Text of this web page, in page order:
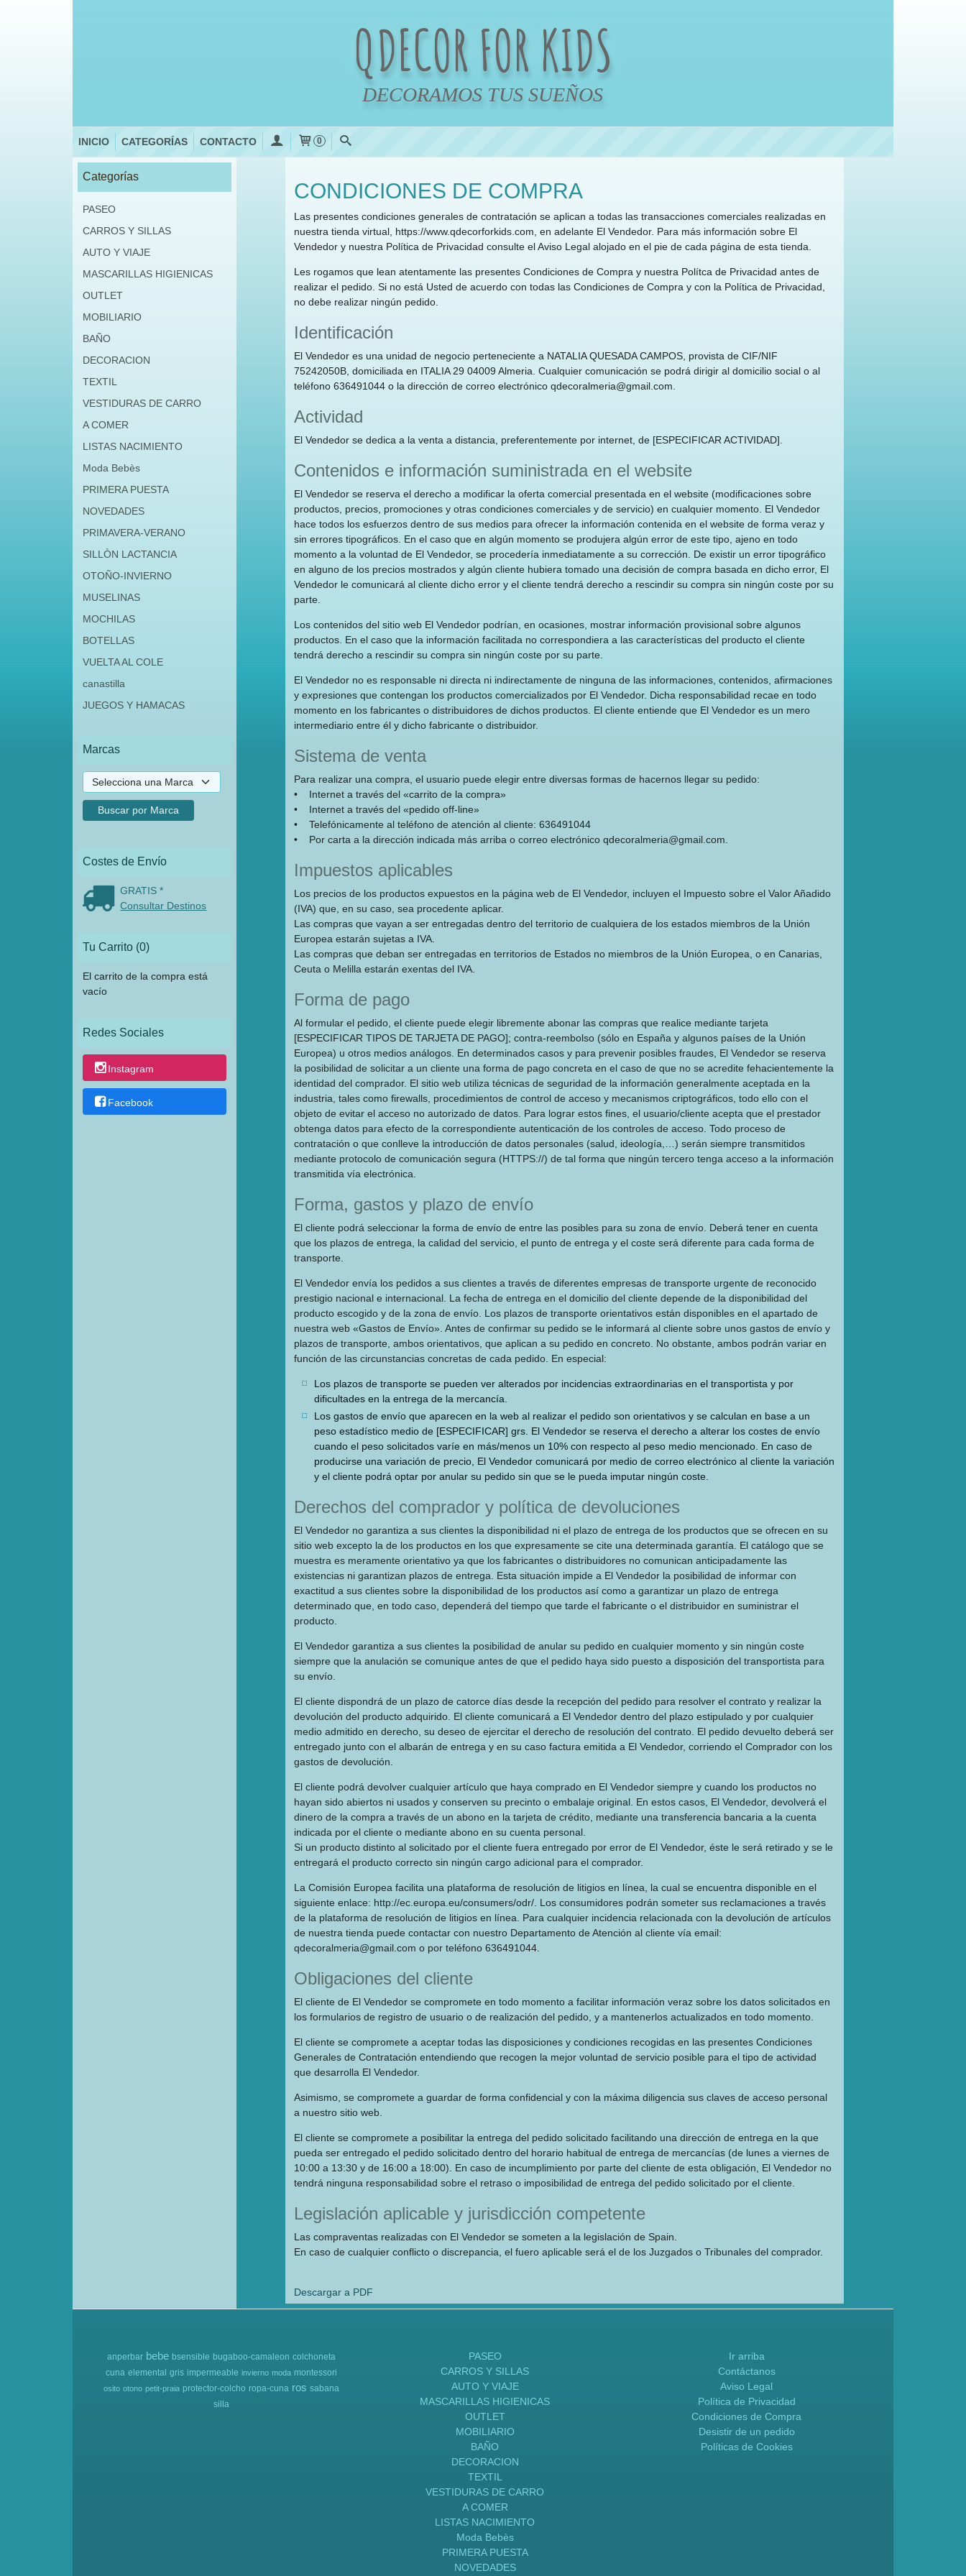
QDECOR FOR KIDS
DECORAMOS TUS SUEÑOS
INICIO CATEGORÍAS CONTACTO 0
Categorías
PASEO
CARROS Y SILLAS
AUTO Y VIAJE
MASCARILLAS HIGIENICAS
OUTLET
MOBILIARIO
BAÑO
DECORACION
TEXTIL
VESTIDURAS DE CARRO
A COMER
LISTAS NACIMIENTO
Moda Bebès
PRIMERA PUESTA
NOVEDADES
PRIMAVERA-VERANO
SILLÒN LACTANCIA
OTOÑO-INVIERNO
MUSELINAS
MOCHILAS
BOTELLAS
VUELTA AL COLE
canastilla
JUEGOS Y HAMACAS
Marcas
Costes de Envío
GRATIS *
Consultar Destinos
Tu Carrito (0)
El carrito de la compra está
vacío
Redes Sociales
Instagram
Facebook
CONDICIONES DE COMPRA
Las presentes condiciones generales de contratación se aplican a todas las transacciones comerciales realizadas en
nuestra tienda virtual, https://www.qdecorforkids.com, en adelante El Vendedor. Para más información sobre El
Vendedor y nuestra Política de Privacidad consulte el Aviso Legal alojado en el pie de cada página de esta tienda.
Les rogamos que lean atentamente las presentes Condiciones de Compra y nuestra Polítca de Privacidad antes de
realizar el pedido. Si no está Usted de acuerdo con todas las Condiciones de Compra y con la Política de Privacidad,
no debe realizar ningún pedido.
Identificación
El Vendedor es una unidad de negocio perteneciente a NATALIA QUESADA CAMPOS, provista de CIF/NIF
75242050B, domiciliada en ITALIA 29 04009 Almeria. Cualquier comunicación se podrá dirigir al domicilio social o al
teléfono 636491044 o la dirección de correo electrónicoqdecoralmeria@gmail.com
Actividad
El Vendedor se dedica a la venta a distancia, preferentemente por internet, de [ESPECIFICAR ACTIVIDAD].
Contenidos e información suministrada en el website
El Vendedor se reserva el derecho a modificar la oferta comercial presentada en el website (modificaciones sobre
productos, precios, promociones y otras condiciones comerciales y de servicio) en cualquier momento. El Vendedor
hace todos los esfuerzos dentro de sus medios para ofrecer la información contenida en el website de forma veraz y
sin errores tipográficos. En el caso que en algún momento se produjera algún error de este tipo, ajeno en todo
momento a la voluntad de El Vendedor, se procedería inmediatamente a su corrección. De existir un error tipográfico
en alguno de los precios mostrados y algún cliente hubiera tomado una decisión de compra basada en dicho error, El
Vendedor le comunicará al cliente dicho error y el cliente tendrá derecho a rescindir su compra sin ningún coste por su
parte.
Los contenidos del sitio web El Vendedor podrían, en ocasiones, mostrar información provisional sobre algunos
productos. En el caso que la información facilitada no correspondiera a las características del producto el cliente
tendrá derecho a rescindir su compra sin ningún coste por su parte.
El Vendedor no es responsable ni directa ni indirectamente de ninguna de las informaciones, contenidos, afirmaciones
y expresiones que contengan los productos comercializados por El Vendedor. Dicha responsabilidad recae en todo
momento en los fabricantes o distribuidores de dichos productos. El cliente entiende que El Vendedor es un mero
intermediario entre él y dicho fabricante o distribuidor.
Sistema de venta
Para realizar una compra, el usuario puede elegir entre diversas formas de hacernos llegar su pedido:
• Internet a través del «carrito de la compra»
• Internet a través del «pedido off-line»
• Telefónicamente al teléfono de atención al cliente: 636491044
• Por carta a la dirección indicada más arriba o correo electrónicoqdecoralmeria@gmail.com
Impuestos aplicables
Los precios de los productos expuestos en la página web de El Vendedor, incluyen el Impuesto sobre el Valor Añadido
(IVA) que, en su caso, sea procedente aplicar.
Las compras que vayan a ser entregadas dentro del territorio de cualquiera de los estados miembros de la Unión
Europea estarán sujetas a IVA.
Las compras que deban ser entregadas en territorios de Estados no miembros de la Unión Europea, o en Canarias,
Ceuta o Melilla estarán exentas del IVA.
Forma de pago
Al formular el pedido, el cliente puede elegir libremente abonar las compras que realice mediante tarjeta
[ESPECIFICAR TIPOS DE TARJETA DE PAGO]; contra-reembolso (sólo en España y algunos países de la Unión
Europea) u otros medios análogos. En determinados casos y para prevenir posibles fraudes, El Vendedor se reserva
la posibilidad de solicitar a un cliente una forma de pago concreta en el caso de que no se acredite fehacientemente la
identidad del comprador. El sitio web utiliza técnicas de seguridad de la información generalmente aceptada en la
industria, tales como firewalls, procedimientos de control de acceso y mecanismos criptográficos, todo ello con el
objeto de evitar el acceso no autorizado de datos. Para lograr estos fines, el usuario/cliente acepta que el prestador
obtenga datos para efecto de la correspondiente autenticación de los controles de acceso. Todo proceso de
contratación o que conlleve la introducción de datos personales (salud, ideología,…) serán siempre transmitidos
mediante protocolo de comunicación segura (HTTPS://) de tal forma que ningún tercero tenga acceso a la información
transmitida vía electrónica.
Forma, gastos y plazo de envío
El cliente podrá seleccionar la forma de envío de entre las posibles para su zona de envío. Deberá tener en cuenta
que los plazos de entrega, la calidad del servicio, el punto de entrega y el coste será diferente para cada forma de
transporte.
El Vendedor envía los pedidos a sus clientes a través de diferentes empresas de transporte urgente de reconocido
prestigio nacional e internacional. La fecha de entrega en el domicilio del cliente depende de la disponibilidad del
producto escogido y de la zona de envío. Los plazos de transporte orientativos están disponibles en el apartado de
nuestra web «Gastos de Envío». Antes de confirmar su pedido se le informará al cliente sobre unos gastos de envío y
plazos de transporte, ambos orientativos, que aplican a su pedido en concreto. No obstante, ambos podrán variar en
función de las circunstancias concretas de cada pedido. En especial:
Los plazos de transporte se pueden ver alterados por incidencias extraordinarias en el transportista y por
dificultades en la entrega de la mercancía.
Los gastos de envío que aparecen en la web al realizar el pedido son orientativos y se calculan en base a un
peso estadístico medio de [ESPECIFICAR] grs. El Vendedor se reserva el derecho a alterar los costes de envío
cuando el peso solicitados varíe en más/menos un 10% con respecto al peso medio mencionado. En caso de
producirse una variación de precio, El Vendedor comunicará por medio de correo electrónico al cliente la variación
y el cliente podrá optar por anular su pedido sin que se le pueda imputar ningún coste.
Derechos del comprador y política de devoluciones
El Vendedor no garantiza a sus clientes la disponibilidad ni el plazo de entrega de los productos que se ofrecen en su
sitio web excepto la de los productos en los que expresamente se cite una determinada garantía. El catálogo que se
muestra es meramente orientativo ya que los fabricantes o distribuidores no comunican anticipadamente las
existencias ni garantizan plazos de entrega. Esta situación impide a El Vendedor la posibilidad de informar con
exactitud a sus clientes sobre la disponibilidad de los productos así como a garantizar un plazo de entrega
determinado que, en todo caso, dependerá del tiempo que tarde el fabricante o el distribuidor en suministrar el
producto.
El Vendedor garantiza a sus clientes la posibilidad de anular su pedido en cualquier momento y sin ningún coste
siempre que la anulación se comunique antes de que el pedido haya sido puesto a disposición del transportista para
su envío.
El cliente dispondrá de un plazo de catorce días desde la recepción del pedido para resolver el contrato y realizar la
devolución del producto adquirido. El cliente comunicará a El Vendedor dentro del plazo estipulado y por cualquier
medio admitido en derecho, su deseo de ejercitar el derecho de resolución del contrato. El pedido devuelto deberá ser
entregado junto con el albarán de entrega y en su caso factura emitida a El Vendedor, corriendo el Comprador con los
gastos de devolución.
El cliente podrá devolver cualquier artículo que haya comprado en El Vendedor siempre y cuando los productos no
hayan sido abiertos ni usados y conserven su precinto o embalaje original. En estos casos, El Vendedor, devolverá el
dinero de la compra a través de un abono en la tarjeta de crédito, mediante una transferencia bancaria a la cuenta
indicada por el cliente o mediante abono en su cuenta personal.
Si un producto distinto al solicitado por el cliente fuera entregado por error de El Vendedor, éste le será retirado y se le
entregará el producto correcto sin ningún cargo adicional para el comprador.
La Comisión Europea facilita una plataforma de resolución de litigios en línea, la cual se encuentra disponible en el
siguiente enlace: http://ec.europa.eu/consumers/odr/. Los consumidores podrán someter sus reclamaciones a través
de la plataforma de resolución de litigios en línea. Para cualquier incidencia relacionada con la devolución de artículos
de nuestra tienda puede contactar con nuestro Departamento de Atención al cliente vía email:
qdecoralmeria@gmail.com o por teléfono 636491044.
Obligaciones del cliente
El cliente de El Vendedor se compromete en todo momento a facilitar información veraz sobre los datos solicitados en
los formularios de registro de usuario o de realización del pedido, y a mantenerlos actualizados en todo momento.
El cliente se compromete a aceptar todas las disposiciones y condiciones recogidas en las presentes Condiciones
Generales de Contratación entendiendo que recogen la mejor voluntad de servicio posible para el tipo de actividad
que desarrolla El Vendedor.
Asimismo, se compromete a guardar de forma confidencial y con la máxima diligencia sus claves de acceso personal
a nuestro sitio web.
El cliente se compromete a posibilitar la entrega del pedido solicitado facilitando una dirección de entrega en la que
pueda ser entregado el pedido solicitado dentro del horario habitual de entrega de mercancías (de lunes a viernes de
10:00 a 13:30 y de 16:00 a 18:00). En caso de incumplimiento por parte del cliente de esta obligación, El Vendedor no
tendrá ninguna responsabilidad sobre el retraso o imposibilidad de entrega del pedido solicitado por el cliente.
Legislación aplicable y jurisdicción competente
Las compraventas realizadas con El Vendedor se someten a la legislación de Spain.
En caso de cualquier conflicto o discrepancia, el fuero aplicable será el de los Juzgados o Tribunales del comprador.
Descargar a PDF
anperbar bebe bsensible bugaboo-camaleon colchoneta
cuna elemental gris impermeable invierno moda montessori
osito otono petit-praia protector-colcho ropa-cuna ros sabana
silla
PASEO
CARROS Y SILLAS
AUTO Y VIAJE
MASCARILLAS HIGIENICAS
OUTLET
MOBILIARIO
BAÑO
DECORACION
TEXTIL
VESTIDURAS DE CARRO
A COMER
LISTAS NACIMIENTO
Moda Bebès
PRIMERA PUESTA
NOVEDADES
Ir arriba
Contáctanos
Aviso Legal
Política de Privacidad
Condiciones de Compra
Desistir de un pedido
Políticas de Cookies